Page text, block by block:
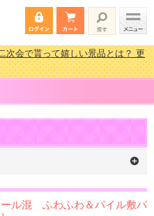
次会で貰って嬉しい景品とは？ 更
ペ景品 3000円未満［2000円～
ム景品おすすめ金額別人気ランキ
ール混 ふわふわ＆パイル敷パ